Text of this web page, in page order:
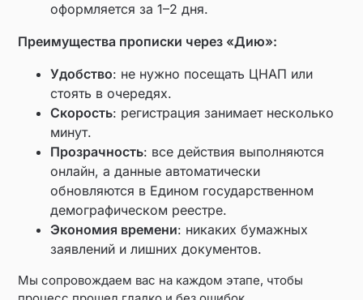
оформляется за 1–2 дня.
Преимущества прописки через «Дию»:
Удобство: не нужно посещать ЦНАП или
стоять в очередях.
Скорость: регистрация занимает несколько
минут.
Прозрачность: все действия выполняются
онлайн, а данные автоматически
обновляются в Едином государственном
демографическом реестре.
Экономия времени: никаких бумажных
заявлений и лишних документов.
Мы сопровождаем вас на каждом этапе, чтобы